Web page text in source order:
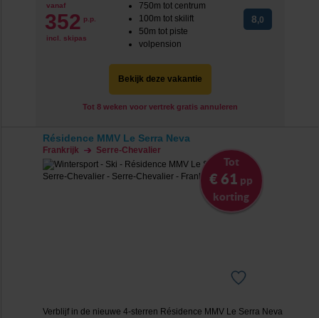
vanaf
352 p.p.
incl. skipas
750m tot centrum
100m tot skilift
50m tot piste
volpension
8,0
Bekijk deze vakantie
Tot 8 weken voor vertrek gratis annuleren
Résidence MMV Le Serra Neva
Frankrijk Serre-Chevalier
Tot
€ 61 pp
korting
Verblijf in de nieuwe 4-sterren Résidence MMV Le Serra Neva